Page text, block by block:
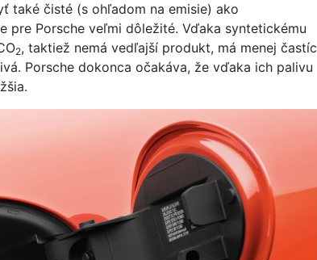
také čisté (s ohľadom na emisie) ako
pre Porsche veľmi dôležité. Vďaka syntetickému
2, taktiež nemá vedľajší produkt, má menej častíc
Porsche dokonca očakáva, že vďaka ich palivu